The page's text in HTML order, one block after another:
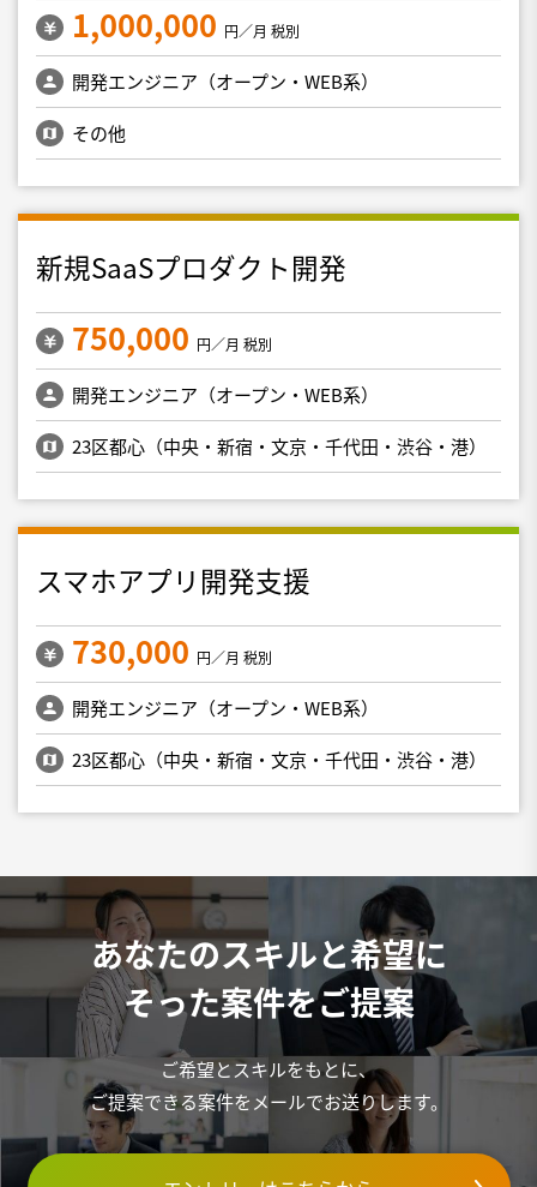
1,000,000 円／月 税別
開発エンジニア（オープン・WEB系）
その他
新規SaaSプロダクト開発
750,000 円／月 税別
開発エンジニア（オープン・WEB系）
23区都心（中央・新宿・文京・千代田・渋谷・港）
スマホアプリ開発支援
730,000 円／月 税別
開発エンジニア（オープン・WEB系）
23区都心（中央・新宿・文京・千代田・渋谷・港）
あなたのスキルと希望に
そった案件をご提案
ご希望とスキルをもとに、
ご提案できる案件をメールでお送りします。